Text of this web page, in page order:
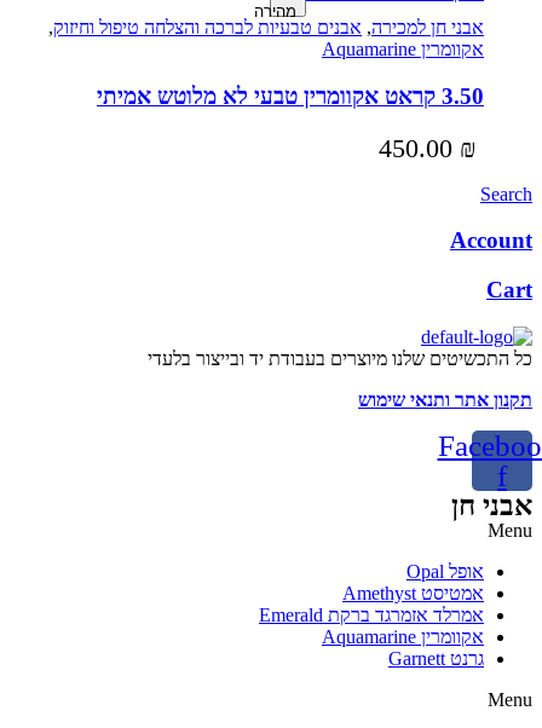
מהירה
אבני חן למכירה, אבנים טבעיות לברכה והצלחה טיפול וחיזוק,
אקוומרין Aquamarine
3.50 קראט אקוומרין טבעי לא מלוטש אמיתי
450.00 ₪
Search
Account
Cart
כל התכשיטים שלנו מיוצרים בעבודת יד ובייצור בלעדי
תקנון אתר ותנאי שימוש
f
אבני חן
Menu
אופל Opal
אמטיסט Amethyst
אמרלד אזמרגד ברקת Emerald
אקוומרין Aquamarine
גרנט Garnett
Menu